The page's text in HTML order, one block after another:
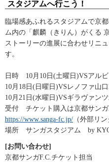
スタジアムへ行こう！
臨場感あふれるスタジアムで京
ム内の「麒麟（きりん）がくる
ストーリーの進展に合わせリニ
す。
日時 10月10日(土曜日)VSアル
10月18日(日曜日)VSレノファ山
10月21日(水曜日)VSギラヴァン
受付 チケット購入は京都サンガ
https://www.sanga-fc.jp/ （外部リン
場所 サンガスタジアム by
[お問い合わせ]
京都サンガF.C.チケット担当